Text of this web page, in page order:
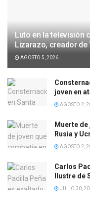
Luto en la televisión
Lizarazo, creador de
AGOSTO 5, 2026
joven en
AGOSTO 2,
Muerte
Rusia y
AGOSTO 2,
Carlos
Ilustre de
JULIO 30,